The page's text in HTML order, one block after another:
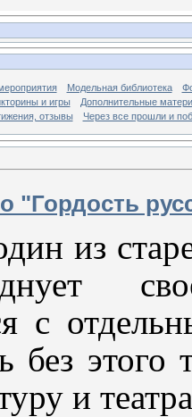
Модельная библиотека
и игры
Дополнительные
отзывы
Через все прошли и
"Гордость
из
с
без этого
и